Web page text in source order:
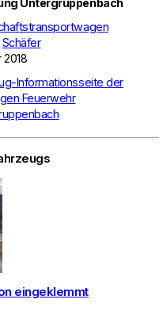
Schäfer
2018
Informationsseite der
Feuerwehr
eingeklemmt